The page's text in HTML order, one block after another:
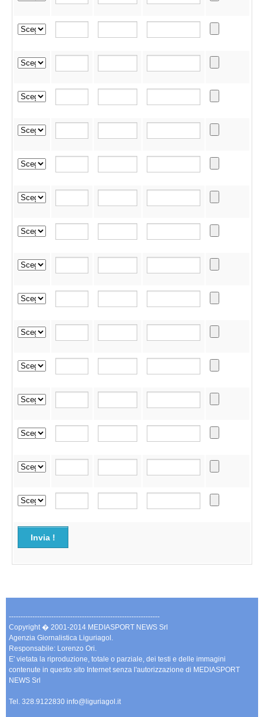
Invia !
----------------------------------------------------------------
Copyright � 2001-2014 MEDIASPORT NEWS Srl
Agenzia Giornalistica Liguriagol.
Responsabile: Lorenzo Ori.
E' vietata la riproduzione, totale o parziale, dei testi e delle immagini
contenute in questo sito Internet senza l'autorizzazione di MEDIASPORT
NEWS Srl
Tel. 328.9122830 info@liguriagol.it